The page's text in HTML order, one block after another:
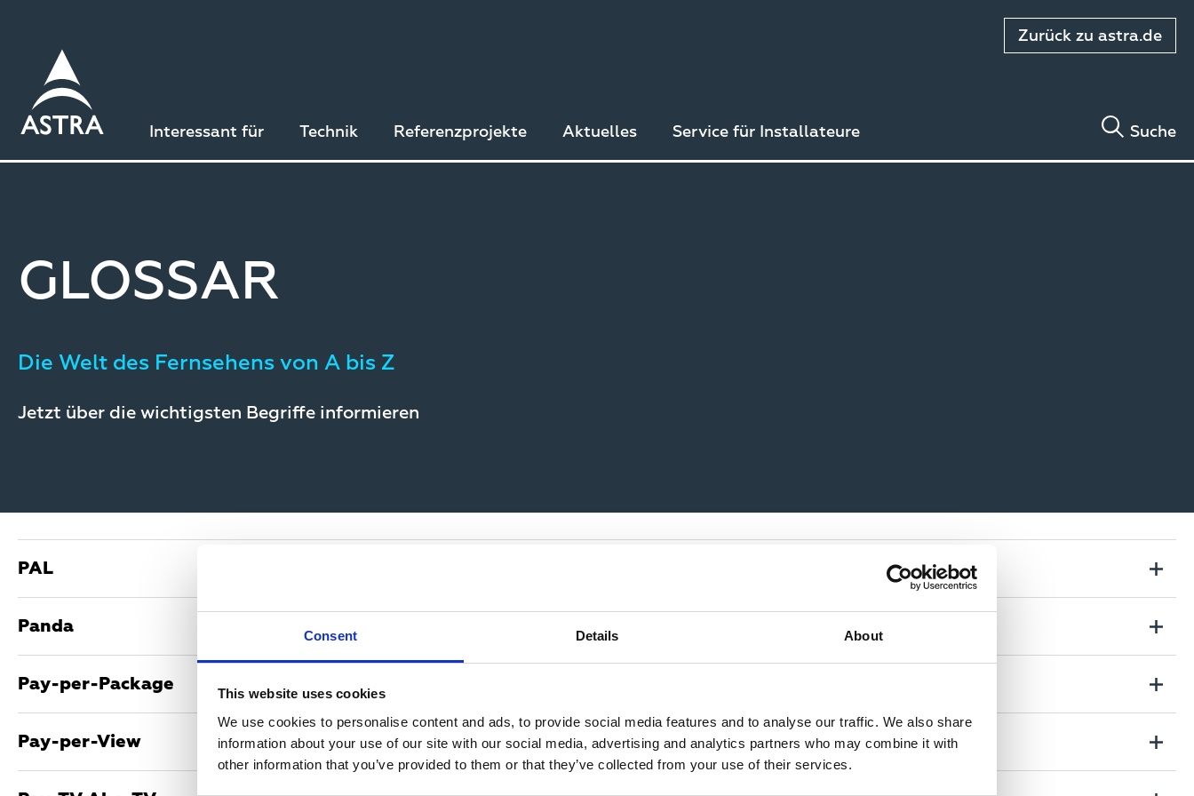
Consent Details About
This website uses cookies
We use cookies to personalise content and ads, to provide social media features and to analyse our traffic. We also share
information about your use of our site with our social media, advertising and analytics partners who may combine it with
other information that you’ve provided to them or that they’ve collected from your use of their services.
Zurück zu astra.de
Suche
Interessant für Technik Referenzprojekte Aktuelles Service für Installateure
GLOSSAR
Die Welt des Fernsehens von A bis Z
Jetzt über die wichtigsten Begriffe informieren
PAL
Phase Alternating Line ist ein Verfahren zur Farbübertragung beim analogen Fernsehen. Es
werden 25 Bilder pro Sekunde ausgestrahlt, wobei abwechselnd jeweils nur jede zweite
Bildzeile übertragen wird.
Panda
Auch Panda 1 genannt. Meistverbreitetes analoges Ton-Übertragungssystem (Entzerrung zur
Verringerung des Rauschens bei analogen Tonübertragungen).
Pay-per-Package
Individuelle Programmzusammenstellung aus dem Programmbouquet des Anbieters(PPP).
Pay-per-View